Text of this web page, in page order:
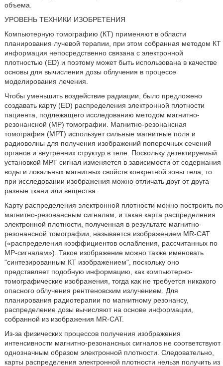
объема.
УРОВЕНЬ ТЕХНИКИ ИЗОБРЕТЕНИЯ
Компьютерную томографию (КТ) применяют в области
планирования лучевой терапии, при этом собранная методом КТ
информация непосредственно связана с электронной
плотностью (ED) и поэтому может быть использована в качестве
основы для вычисления дозы облучения в процессе
моделирования лечения.
Чтобы уменьшить воздействие радиации, было предложено
создавать карту (ED) распределения электронной плотности
пациента, подлежащего исследованию методом магнитно-
резонансной (МР) томографии. Магнитно-резонансная
томография (МРТ) использует сильные магнитные поля и
радиоволны для получения изображений поперечных сечений
органов и внутренних структур в теле. Поскольку детектируемый
установкой МРТ сигнал изменяется в зависимости от содержания
воды и локальных магнитных свойств конкретной зоны тела, то
при исследовании изображения можно отличать друг от друга
разные ткани или вещества.
Карту распределения электронной плотности можно построить по
магнитно-резонансным сигналам, и такая карта распределения
электронной плотности, полученная в результате магнитно-
резонансной томографии, называется изображением MR-CAT
(«распределения коэффициентов ослабления, рассчитанных по
МР-сигналам»). Такое изображение можно также именовать
"синтезированным КТ изображением", поскольку оно
представляет подобную информацию, как компьютерно-
томографические изображения, тогда как не требуется никакого
опасного облучения рентгеновским излучением. Для
планирования радиотерапии по магнитному резонансу,
распределение дозы вычисляют на основе информации,
собранной из изображения MR-CAT.
Из-за физических процессов получения изображения
интенсивности магнитно-резонансных сигналов не соответствуют
однозначным образом электронной плотности. Следовательно,
карты распределения электронной плотности нельзя получить из